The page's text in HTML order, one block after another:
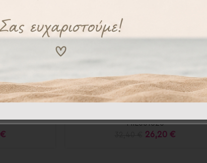
13τεμ. –
€
Αναμνηστικές κάρτες 12τεμ. –
Milestones cards
MIL001020
26,20 €